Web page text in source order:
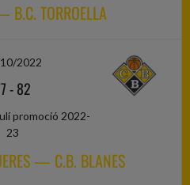
B.C. TORROELLA
2022
-82
promoció 2022-
23
— C.B. BLANES